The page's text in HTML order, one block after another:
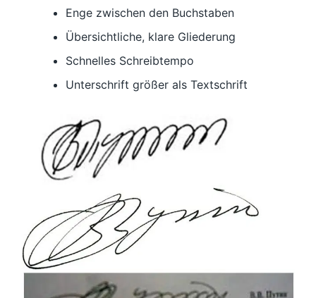
Enge zwischen den Buchstaben
Übersichtliche, klare Gliederung
Schnelles Schreibtempo
Unterschrift größer als Textschrift